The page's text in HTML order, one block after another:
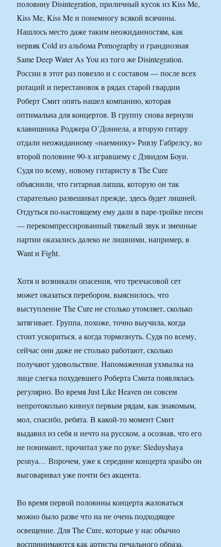
половину Disintegration, приличный кусок из Kiss Me,
Kiss Me, Kiss Me и понемногу всякой всячины.
Нашлось место даже таким неожиданностям, как
нервяк Cold из альбома Pornography и грандиозная
Same Deep Water As You из того же Disintegration.
России в этот раз повезло и с составом — после всех
ротаций и перестановок в рядах старой гвардии
Роберт Смит опять нашел компанию, которая
оптимальна для концертов. В группу снова вернули
клавишника Роджера О’Доннела, а вторую гитару
отдали неожиданному «наемнику» Ривзу Габрелсу, во
второй половине 90-х игравшему с Дэвидом Боуи.
Судя по всему, новому гитаристу в The Cure
объяснили, что гитарная лапша, которую он так
старательно развешивал прежде, здесь будет лишней.
Отдуться по-настоящему ему дали в паре-тройке песен
— перекомпрессированный тяжелый звук и змеиные
партии оказались далеко не лишними, например, в
Want и Fight.
Хотя и возникали опасения, что трехчасовой сет
может оказаться перебором, выяснилось, что
выступление The Cure не столько утомляет, сколько
затягивает. Группа, похоже, точно выучила, когда
стоит ускориться, а когда тормознуть. Судя по всему,
сейчас они даже не столько работают, сколько
получают удовольствие. Напомаженная ухмылка на
лице слегка похудевшего Роберта Смита появлялась
регулярно. Во время Just Like Heaven он совсем
непротокольно кивнул первым рядам, как знакомым,
мол, спасибо, ребята. В какой-то момент Смит
выдавил из себя и нечто на русском, а осознав, что его
не понимают, прочитал уже по руке: Sleduyshaya
pesnya… Впрочем, уже к середине концерта spasibo он
выговаривал уже почти без акцента.
Во время первой половины концерта жаловаться
можно было разве что на не очень подходящее
освещение. Для The Cure, которые у нас обычно
воспринимаются как артисты печального образа,